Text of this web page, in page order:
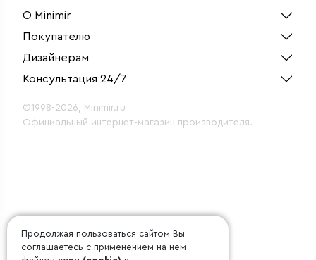
О Minimir
Покупателю
Дизайнерам
Консультация 24/7
©1998-2026, Minimir.ru
Официальный интернет-магазин производителя.
Продолжая пользоваться сайтом Вы
соглашаетесь с применением на нём